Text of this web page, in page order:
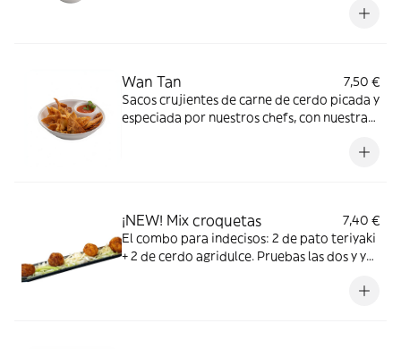
Wan Tan
7,50 €
Sacos crujientes de carne de cerdo picada y
especiada por nuestros chefs, con nuestra
¡NEW! Mix croquetas
7,40 €
El combo para indecisos: 2 de pato teriyaki
+ 2 de cerdo agridulce. Pruebas las dos y ya